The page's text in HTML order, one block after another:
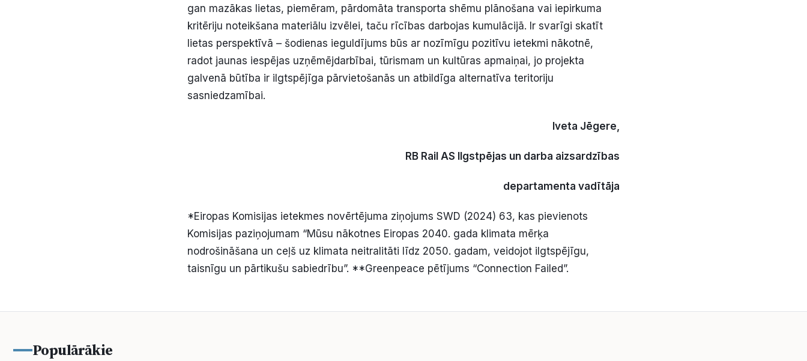
gan mazākas lietas, piemēram, pārdomāta transporta shēmu plānošana vai iepirkuma
kritēriju noteikšana materiālu izvēlei, taču rīcības darbojas kumulācijā. Ir svarīgi skatīt
lietas perspektīvā – šodienas ieguldījums būs ar nozīmīgu pozitīvu ietekmi nākotnē,
radot jaunas iespējas uzņēmējdarbībai, tūrismam un kultūras apmaiņai, jo projekta
galvenā būtība ir ilgtspējīga pārvietošanās un atbildīga alternatīva teritoriju
sasniedzamībai.
Iveta Jēgere,
RB Rail AS Ilgstpējas un darba aizsardzības
departamenta vadītāja
*Eiropas Komisijas ietekmes novērtējuma ziņojums SWD (2024) 63, kas pievienots
Komisijas paziņojumam “Mūsu nākotnes Eiropas 2040. gada klimata mērķa
nodrošināšana un ceļš uz klimata neitralitāti līdz 2050. gadam, veidojot ilgtspējīgu,
taisnīgu un pārtikušu sabiedrību”. **Greenpeace pētījums “Connection Failed”.
Populārākie